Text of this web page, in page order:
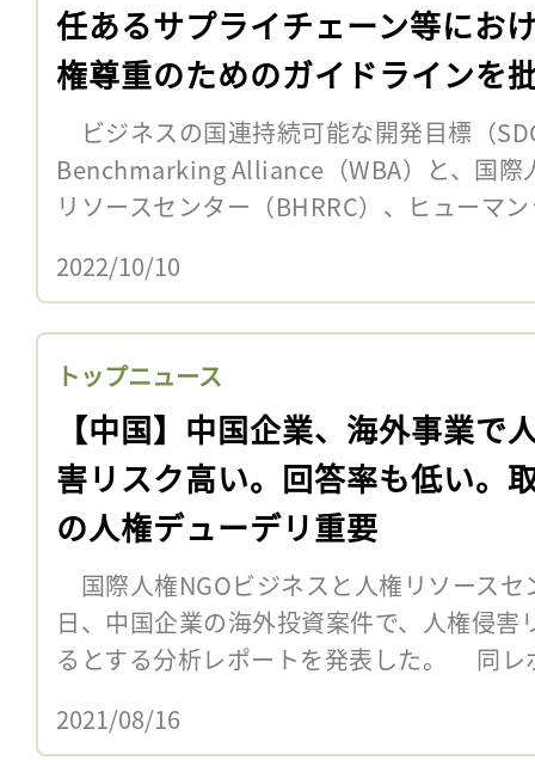
任あるサプライチェーン等にお
権尊重のためのガイドラインを
ビジネスの国連持続可能な開発目標（
Benchmarking Alliance（WBA）と、国際
リソースセンター（BHRRC）、ヒューマ
2022/10/10
トップニュース
【中国】中国企業、海外事業で
害リスク高い。回答率も低い。
の人権デューデリ重要
国際人権NGOビジネスと人権リソースセ
日、中国企業の海外投資案件で、人権侵
るとする分析レポートを発表した。 同レ
2021/08/16